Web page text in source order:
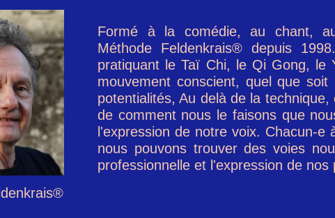
Formé à la comédie, au chant,
Méthode Feldenkrais® depuis
pratiquant le Taï Chi, le Qi Gong, le
mouvement conscient, quel que
potentialités, Au delà de la
de comment nous le faisons que
l'expression de notre voix. Chacun-
nous pouvons trouver des voies
professionnelle et l'expression de nos